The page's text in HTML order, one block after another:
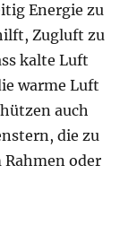
Energie zu
Zugluft zu
kalte Luft
warme Luft
auch
die zu
oder